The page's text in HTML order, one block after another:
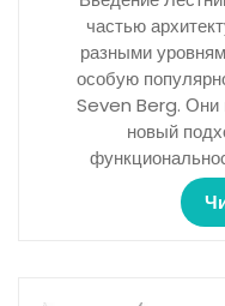
частью
разными
особую
Seven Berg. Они
новый